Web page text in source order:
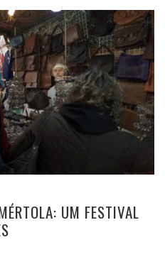
UM FESTIVAL